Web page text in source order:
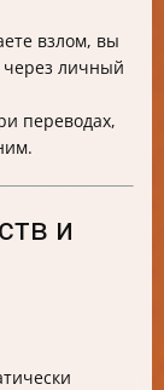
взлом, вы
через личный
переводах,
и